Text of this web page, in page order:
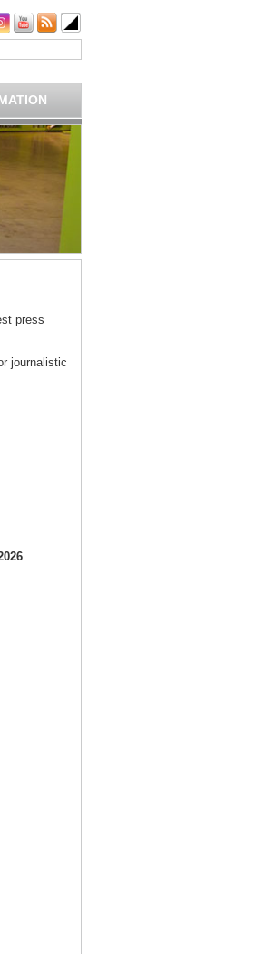
press
journalistic